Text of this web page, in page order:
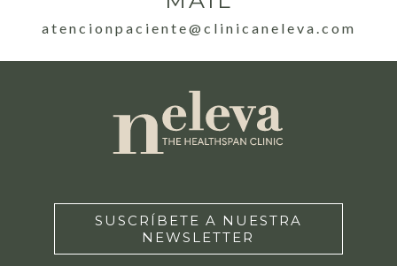
atencionpaciente@clinicaneleva.com
SUSCRÍBETE A NUESTRA
NEWSLETTER